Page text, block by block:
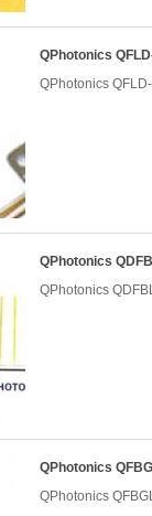
QPhotonics
QPhotonics
QPhotonics
QPhotonics
QPhotonics
QPhotonics